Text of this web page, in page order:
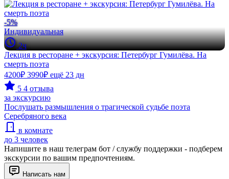
-5%
Индивидуальная
2ч
Лекция в ресторане + экскурсия: Петербург Гумилёва. На
смерть поэта
4200₽ 3990₽ ещё 23 дн
5 4 отзыва
за экскурсию
Послушать размышления о трагической судьбе поэта
Серебряного века
в комнате
до 3 человек
Напишите в наш телеграм бот / службу поддержки - подберем
экскурсии по вашим предпочтениям.
Написать нам